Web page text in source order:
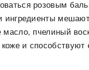
розовым
ингредиенты
масло, пчелиный
и способствуют